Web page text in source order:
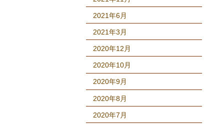
2021年6月
2021年3月
2020年12月
2020年10月
2020年9月
2020年8月
2020年7月